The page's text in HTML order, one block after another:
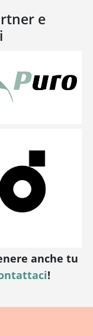
e
anche tu
!